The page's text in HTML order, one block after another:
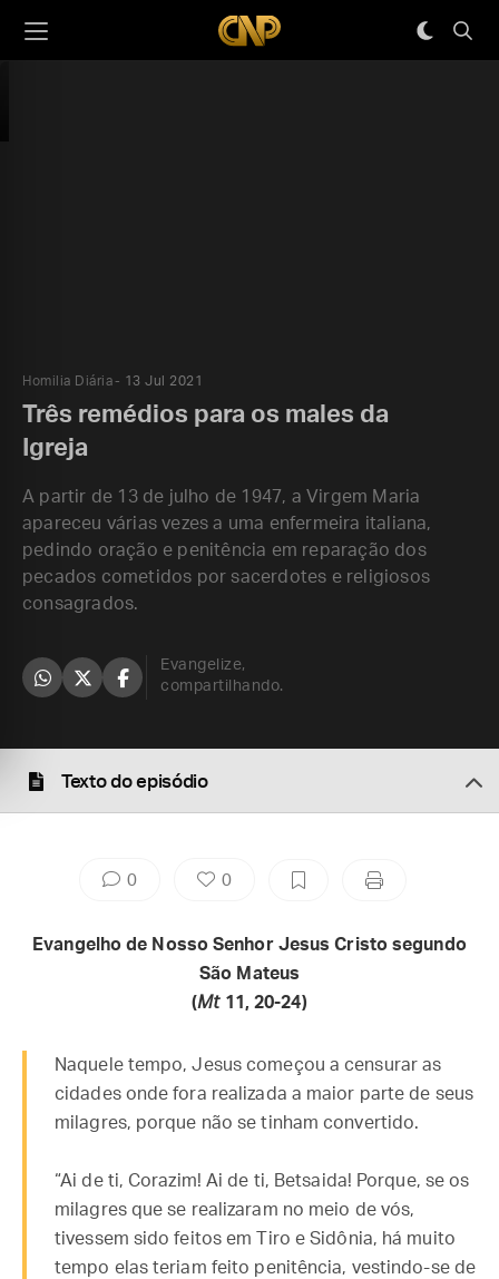
Homilia Diária 13 Jul 2021
Três remédios para os males da
Igreja
A partir de 13 de julho de 1947, a Virgem Maria
apareceu várias vezes a uma enfermeira italiana,
pedindo oração e penitência em reparação dos
pecados cometidos por sacerdotes e religiosos
consagrados.
Evangelize,
compartilhando.
Texto do episódio
0 0
Evangelho de Nosso Senhor Jesus Cristo segundo
São Mateus
(Mt11, 20-24)
Naquele tempo, Jesus começou a censurar as
cidades onde fora realizada a maior parte de seus
milagres, porque não se tinham convertido.
“Ai de ti, Corazim! Ai de ti, Betsaida! Porque, se os
milagres que se realizaram no meio de vós,
tivessem sido feitos em Tiro e Sidônia, há muito
tempo elas teriam feito penitência, vestindo-se de